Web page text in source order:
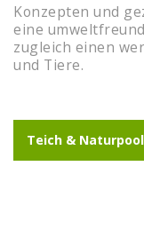
Konzepten und
eine
zugleich einen
und Tiere.
Teich &